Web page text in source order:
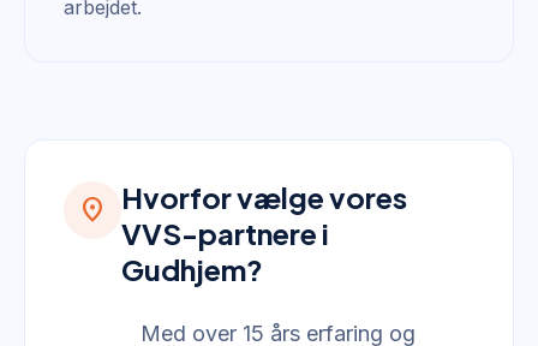
arbejdet.
location_on
Hvorfor vælge vores
VVS-partnere i
Gudhjem?
Med over 15 års erfaring og